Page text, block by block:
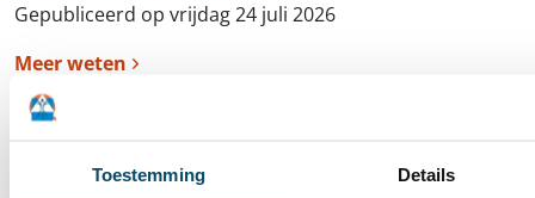
Toestemming Details
Gepubliceerd op vrijdag 24 juli 2026
Meer weten